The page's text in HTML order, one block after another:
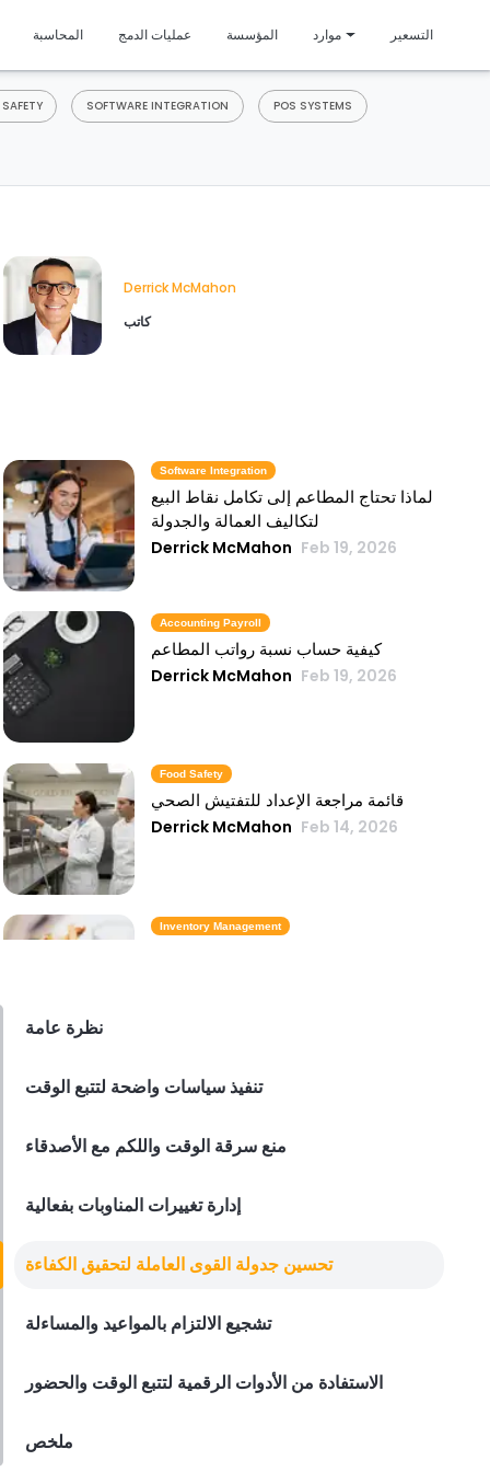
المحاسبة عمليات الدمج المؤسسة موارد التسعير
SOFTWARE INTEGRATION POS SYSTEMS
Derrick McMahon
كاتب
Software Integration
لماذا تحتاج المطاعم إلى تكامل نقاط البيع
لتكاليف العمالة والجدولة
Derrick McMahon Feb 19, 2026
Accounting Payroll
كيفية حساب نسبة رواتب المطاعم
Derrick McMahon Feb 19, 2026
Food Safety
قائمة مراجعة الإعداد للتفتيش الصحي
Derrick McMahon Feb 14, 2026
Inventory Management
Employee Scheduling
قائمة مراجعة تدريب موظفي المطعم
قائمة التحقق من سلامة الغذاء للمطاعم
Derrick McMahon
Restaurant Management
نظرة عامة
تنفيذ سياسات واضحة لتتبع الوقت
منع سرقة الوقت واللكم مع الأصدقاء
إدارة تغييرات المناوبات بفعالية
تحسين جدولة القوى العاملة لتحقيق الكفاءة
تشجيع الالتزام بالمواعيد والمساءلة
الاستفادة من الأدوات الرقمية لتتبع الوقت والحضور
ملخص